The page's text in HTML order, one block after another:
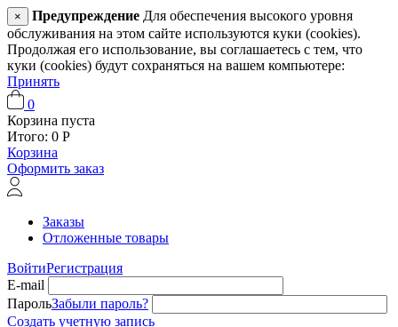
× Предупреждение Для обеспечения высокого уровня
обслуживания на этом сайте используются куки (cookies).
Продолжая его использование, вы соглашаетесь с тем, что
куки (cookies) будут сохраняться на вашем компьютере:
Принять
0
Корзина пуста
Итого: 0 Р
Корзина
Оформить заказ
Заказы
Отложенные товары
ВойтиРегистрация
E-mail
ПарольЗабыли пароль?
Создать учетную запись